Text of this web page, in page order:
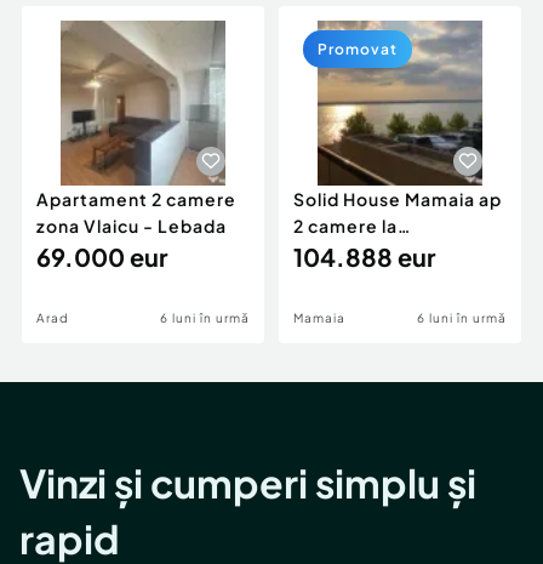
Servicii
Animale de companie
Afaceri și echipamente profesionale
Inchiriere Bunuri si Vehicule
Utilaje agricole si industriale
Piese auto si accesorii
Dacia Duster
Apartament 2 camere
zona Vlaicu - Lebada
69.000 eur
Arad 6 luni în urmă
Solid House Mamaia ap
2 camere la
cheie,langa Mega
104.888 eur
Mamaia 6 luni în urmă
Promovat
Vinzi și cumperi simplu și
rapid